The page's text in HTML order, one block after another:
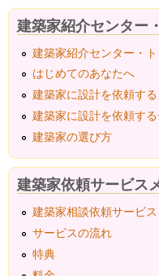
建築家紹介センター
建築家紹介センター・
はじめてのあなたへ
建築家に設計を依頼す
建築家に設計を依頼す
建築家の選び方
建築家依頼サービス
建築家相談依頼サービス
サービスの流れ
特典